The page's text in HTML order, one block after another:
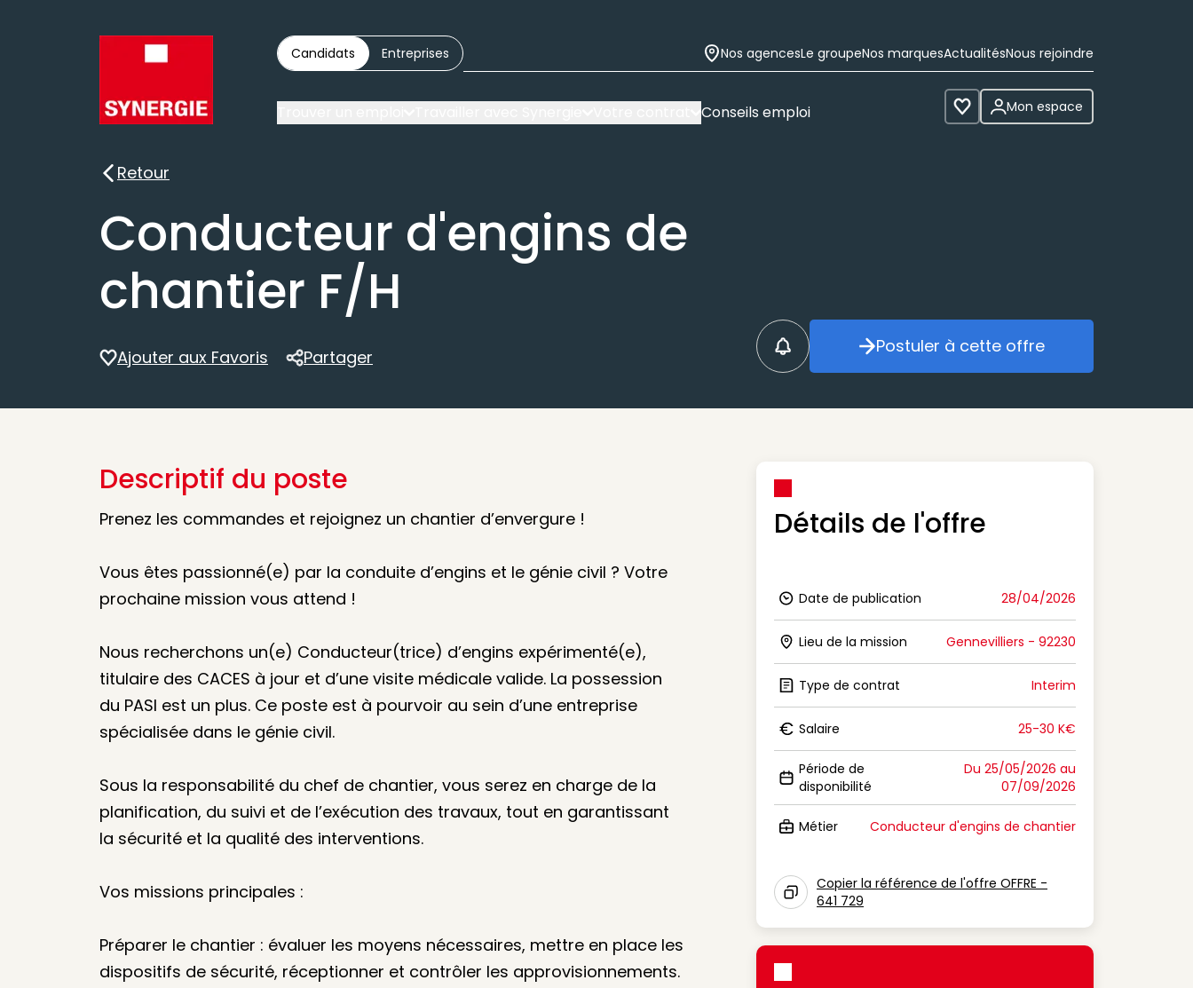
Candidats Entreprises Nos agencesLe groupeNos marquesActualitésNous rejoindre
Conseils emploi Voir les favoris
Mon espace
Retour
Retour
Conducteur d'engins de
chantier F/H
Ajouter aux Favoris
Partager
Partager Créer mon alerte Postuler à cette offre
Postuler à cette offre
Descriptif du poste
Prenez les commandes et rejoignez un chantier d’envergure !
Vous êtes passionné(e) par la conduite d’engins et le génie civil ? Votre
prochaine mission vous attend !
Nous recherchons un(e) Conducteur(trice) d’engins expérimenté(e),
titulaire des CACES à jour et d’une visite médicale valide. La possession
du PASI est un plus. Ce poste est à pourvoir au sein d’une entreprise
spécialisée dans le génie civil.
Sous la responsabilité du chef de chantier, vous serez en charge de la
planification, du suivi et de l’exécution des travaux, tout en garantissant
la sécurité et la qualité des interventions.
Vos missions principales :
Préparer le chantier : évaluer les moyens nécessaires, mettre en place les
dispositifs de sécurité, réceptionner et contrôler les approvisionnements.
Détails de l'offre
Icon Date de publication
Date de publication 28/04/2026
Icon Lieu de la mission
Lieu de la mission Gennevilliers - 92230
Icon Type de contrat
Type de contrat Interim
Icon Salaire
Salaire 25-30 K€
Icon Période de disponibilité
Période de
disponibilité
Du 25/05/2026 au
07/09/2026
Métier Conducteur d'engins de chantier
Icon copy to clipboard
Copier la référence de l'offre OFFRE -
641 729